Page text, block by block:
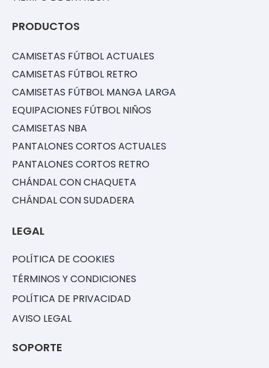
PRODUCTOS
CAMISETAS FÚTBOL ACTUALES
CAMISETAS FÚTBOL RETRO
CAMISETAS FÚTBOL MANGA LARGA
EQUIPACIONES FÚTBOL NIÑOS
CAMISETAS NBA
PANTALONES CORTOS ACTUALES
PANTALONES CORTOS RETRO
CHÁNDAL CON CHAQUETA
CHÁNDAL CON SUDADERA
LEGAL
POLÍTICA DE COOKIES
TÉRMINOS Y CONDICIONES
POLÍTICA DE PRIVACIDAD
AVISO LEGAL
SOPORTE